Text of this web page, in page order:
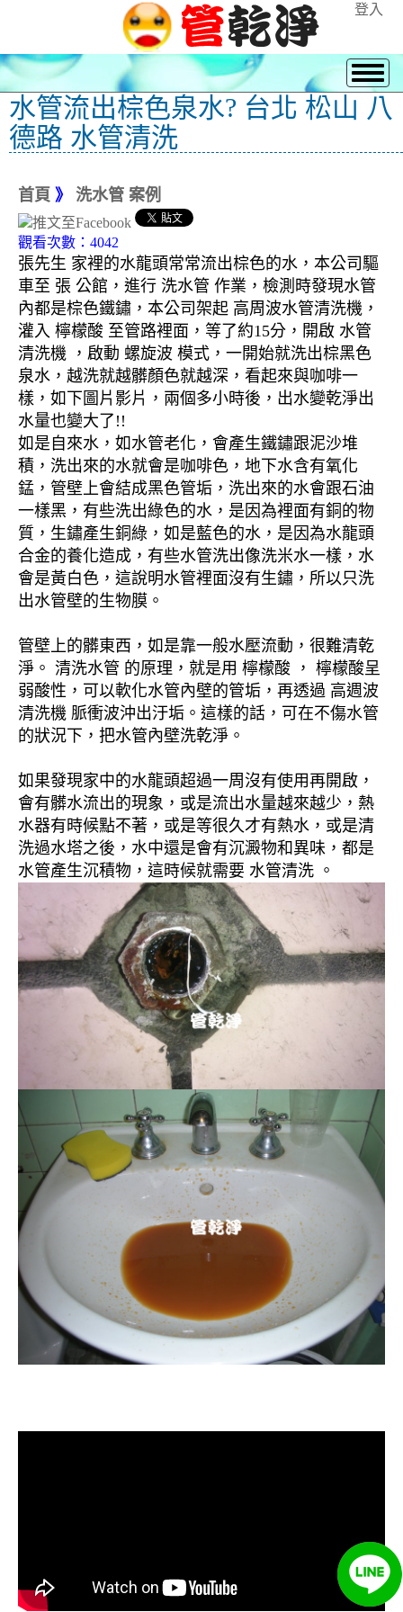
登入
水管流出棕色泉水? 台北 松山 八
德路 水管清洗
首頁 》 洗水管 案例
觀看次數：4042
張先生 家裡的水龍頭常常流出棕色的水，本公司驅
車至 張 公館，進行 洗水管 作業，檢測時發現水管
內都是棕色鐵鏽，本公司架起 高周波水管清洗機，
灌入 檸檬酸 至管路裡面，等了約15分，開啟 水管
清洗機 ，啟動 螺旋波 模式，一開始就洗出棕黑色
泉水，越洗就越髒顏色就越深，看起來與咖啡一
樣，如下圖片影片，兩個多小時後，出水變乾淨出
水量也變大了!!
如是自來水，如水管老化，會產生鐵鏽跟泥沙堆
積，洗出來的水就會是咖啡色，地下水含有氧化
錳，管壁上會結成黑色管垢，洗出來的水會跟石油
一樣黑，有些洗出綠色的水，是因為裡面有銅的物
質，生鏽產生銅綠，如是藍色的水，是因為水龍頭
合金的養化造成，有些水管洗出像洗米水一樣，水
會是黃白色，這說明水管裡面沒有生鏽，所以只洗
出水管壁的生物膜。
管壁上的髒東西，如是靠一般水壓流動，很難清乾
淨。 清洗水管 的原理，就是用 檸檬酸 ， 檸檬酸呈
弱酸性，可以軟化水管內壁的管垢，再透過 高週波
清洗機 脈衝波沖出汙垢。這樣的話，可在不傷水管
的狀況下，把水管內壁洗乾淨。
如果發現家中的水龍頭超過一周沒有使用再開啟，
會有髒水流出的現象，或是流出水量越來越少，熱
水器有時候點不著，或是等很久才有熱水，或是清
洗過水塔之後，水中還是會有沉澱物和異味，都是
水管產生沉積物，這時候就需要 水管清洗 。